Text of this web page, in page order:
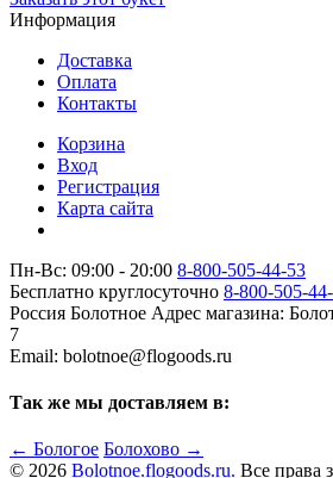
Информация
Доставка
Оплата
Контакты
Корзина
Вход
Регистрация
Карта сайта
Пн-Вс: 09:00 - 20:00 8-800-505-44-53
Бесплатно круглосуточно 8-800-505-
Россия Болотное Адрес магазина:
7
Email: bolotnoe@flogoods.ru
Так же мы доставляем в:
← Бологое Болохово →
© 2026 Bolotnoe.flogoods.ru. Все права